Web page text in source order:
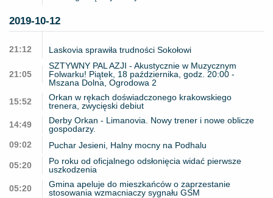
2019-10-12
21:12 Laskovia sprawiła trudności Sokołowi
21:05
SZTYWNY PAL AZJI - Akustycznie w Muzycznym
Folwarku! Piątek, 18 października, godz. 20:00 -
Mszana Dolna, Ogrodowa 2
15:52
Orkan w rękach doświadczonego krakowskiego
trenera, zwycięski debiut
14:49
Derby Orkan - Limanovia. Nowy trener i nowe oblicze
gospodarzy.
09:02
Puchar Jesieni, Halny mocny na Podhalu
05:20
Po roku od oficjalnego odsłonięcia widać pierwsze
uszkodzenia
05:20
Gmina apeluje do mieszkańców o zaprzestanie
stosowania wzmacniaczy sygnału GSM